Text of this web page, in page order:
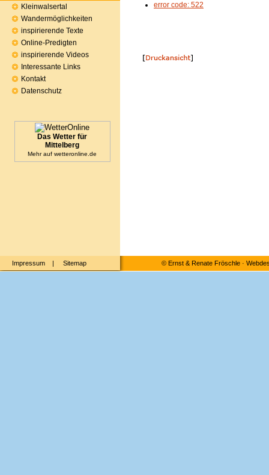
error code: 522
Kleinwalsertal
Wandermöglichkeiten
inspirierende Texte
Online-Predigten
inspirierende Videos
Interessante Links
Kontakt
Datenschutz
Das Wetter für
Mittelberg
Mehr auf wetteronline.de
Impressum | Sitemap © Ernst & Renate Fröschle·